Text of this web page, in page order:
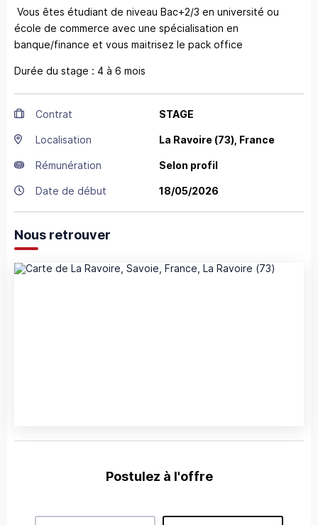
Vous êtes étudiant de niveau Bac+2/3 en université ou
école de commerce avec une spécialisation en
banque/finance et vous maitrisez le pack office
Durée du stage : 4 à 6 mois
Contrat STAGE
Localisation La Ravoire (73), France
Rémunération Selon profil
Date de début 18/05/2026
Nous retrouver
Postulez à l'offre